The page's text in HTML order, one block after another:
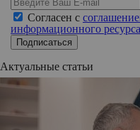
Согласен с
информационного ресурса
Подписаться
Актуальные статьи